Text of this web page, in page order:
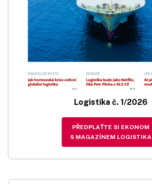
Logistika č. 1/2026
PŘEDPLAŤTE SI EKONOM
S MAGAZÍNEM LOGISTIKA